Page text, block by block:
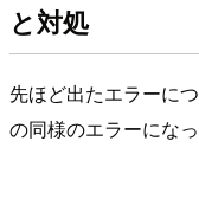
と対処
先ほど出たエラーに
の同様のエラーにな